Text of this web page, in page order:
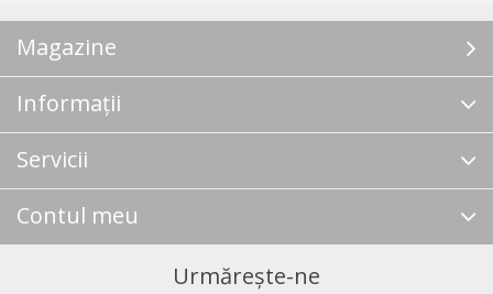
Magazine
Informații
Servicii
Contul meu
Urmărește-ne